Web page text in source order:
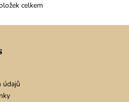
O
v
c
í
celkem
údajů